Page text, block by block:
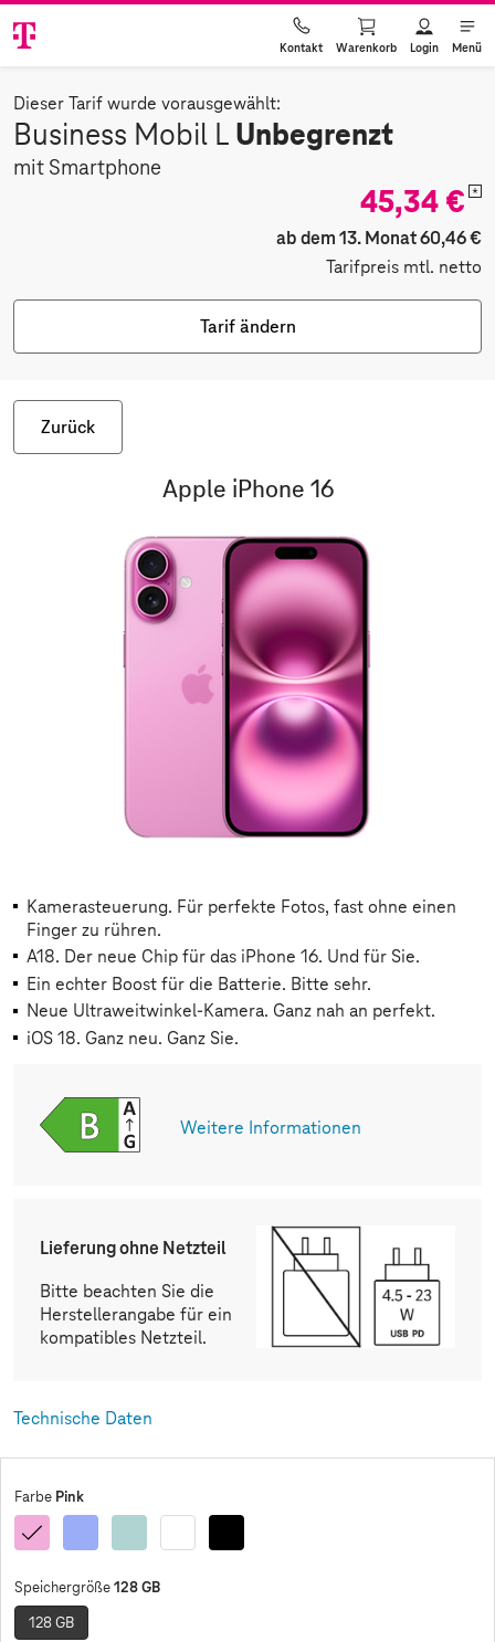
Kontakt Warenkorb Login Menü
Dieser Tarif wurde vorausgewählt:
Business Mobil L Unbegrenzt
mit Smartphone
45,34 € *
ab dem 13. Monat 60,46 €
Tarifpreis mtl. netto
Tarif ändern
Zurück
Apple iPhone 16
Kamerasteuerung. Für perfekte Fotos, fast ohne einen
Finger zu rühren.
A18. Der neue Chip für das iPhone 16. Und für Sie.
Ein echter Boost für die Batterie. Bitte sehr.
Neue Ultraweitwinkel-Kamera. Ganz nah an perfekt.
iOS 18. Ganz neu. Ganz Sie.
Weitere Informationen
Lieferung ohne Netzteil
Bitte beachten Sie die
Herstellerangabe für ein
kompatibles Netzteil.
Technische Daten
Farbe Pink
Pink UltramarinBlaugrünWeiß Schwarz
Speichergröße 128 GB
128 GB